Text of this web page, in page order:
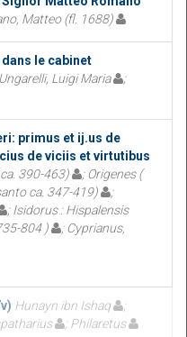
Matteo (fl. 1688)
le cabinet
Luigi Maria
;
primus et ij.us de
de viciis et virtutibus
390-463)
; Origenes (
ca. 347-419)
;
; Isidorus : Hispalensis
804 )
; Cyprianus,
Hunayn ibn Ishaq
; Philaretus